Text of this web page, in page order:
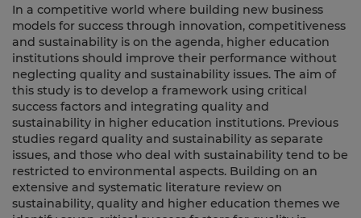
In a competitive world where building new business
models for success through innovation, competitiveness
and sustainability is on the agenda, higher education
institutions should improve their performance without
neglecting quality and sustainability issues. The aim of
this study is to develop a framework using critical
success factors and integrating quality and
sustainability in higher education institutions. Previous
studies regard quality and sustainability as separate
issues, and those who deal with sustainability tend to be
restricted to environmental aspects. Building on an
extensive and systematic literature review on
sustainability, quality and higher education themes we